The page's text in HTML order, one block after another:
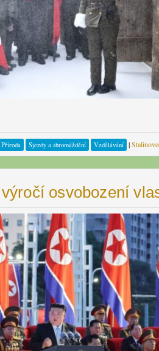
Příroda Sjezdy a shromáždění Vzdělávání |
osvobození